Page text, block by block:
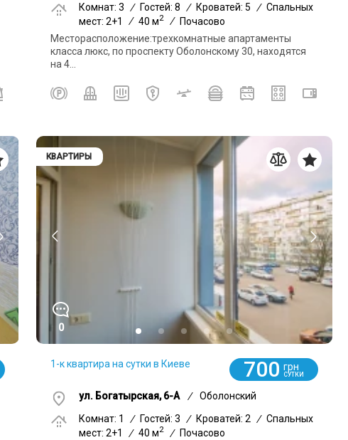
Комнат: 3
/ Гостей: 8 / Кроватей: 5 / Спальных
мест: 2+1
/ 40 м2 / Почасово
Месторасположение:трехкомнатные апартаменты
класса люкс, по проспекту Оболонскому 30, находятся
на 4...
КВАРТИРЫ
0
1-к квартира на сутки в Киеве 700 грн
СУТКИ
ул. Богатырская, 6-А /
Оболонский
Комнат: 1
/ Гостей: 3 / Кроватей: 2 / Спальных
мест: 2+1
/ 40 м2 /
Почасово